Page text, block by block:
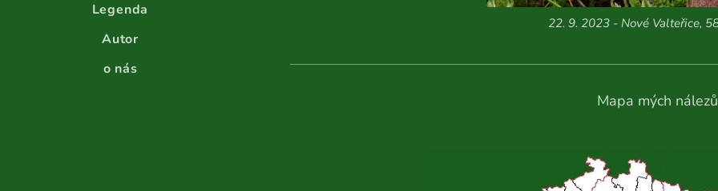
Legenda
Autor
o nás
22. 9. 2023 - Nové Valteřice,
Mapa mých